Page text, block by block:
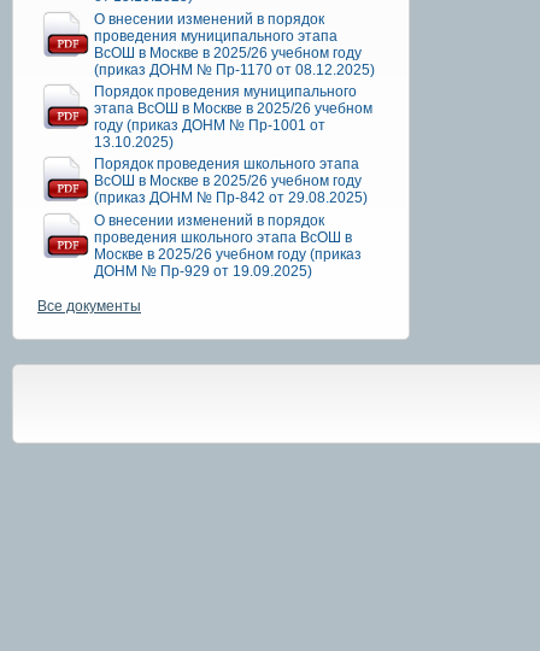
О внесении изменений в порядок
проведения муниципального этапа
ВсОШ в Москве в 2025/26 учебном году
(приказ ДОНМ № Пр-1170 от 08.12.2025)
Порядок проведения муниципального
этапа ВсОШ в Москве в 2025/26 учебном
году (приказ ДОНМ № Пр-1001 от
13.10.2025)
Порядок проведения школьного этапа
ВсОШ в Москве в 2025/26 учебном году
(приказ ДОНМ № Пр-842 от 29.08.2025)
О внесении изменений в порядок
проведения школьного этапа ВсОШ в
Москве в 2025/26 учебном году (приказ
ДОНМ № Пр-929 от 19.09.2025)
Все документы